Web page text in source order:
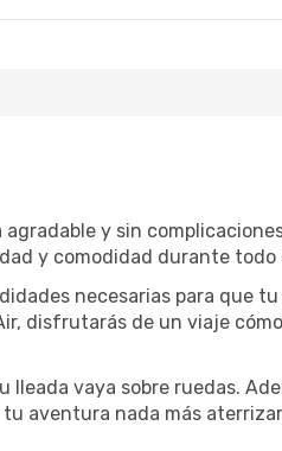
y sin
y comodidad durante todo
necesarias para que tu
disfrutarás de un viaje
vaya sobre ruedas.
aventura nada más